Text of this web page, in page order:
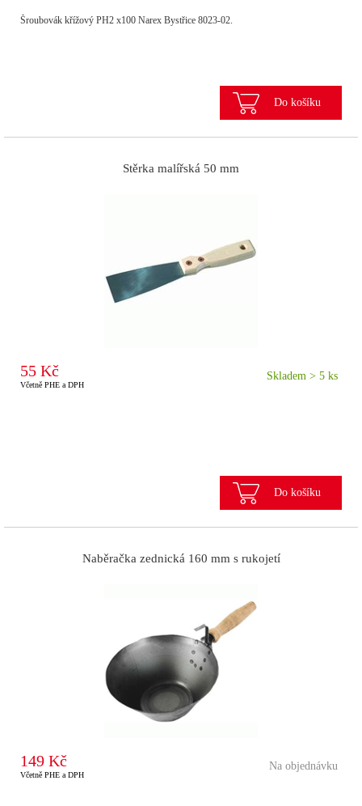
Šroubovák křížový PH2 x100 Narex Bystřice 8023-02.
Do košíku
Stěrka malířská 50 mm
55 Kč
Včetně PHE a DPH
Skladem > 5 ks
Do košíku
Naběračka zednická 160 mm s rukojetí
149 Kč
Včetně PHE a DPH
Na objednávku